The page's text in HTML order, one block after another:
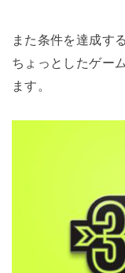
また条件を達成す
ちょっとしたゲー
ます。